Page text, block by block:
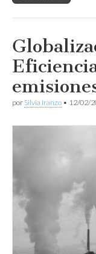
por Silvia Iranzo • 12/02/